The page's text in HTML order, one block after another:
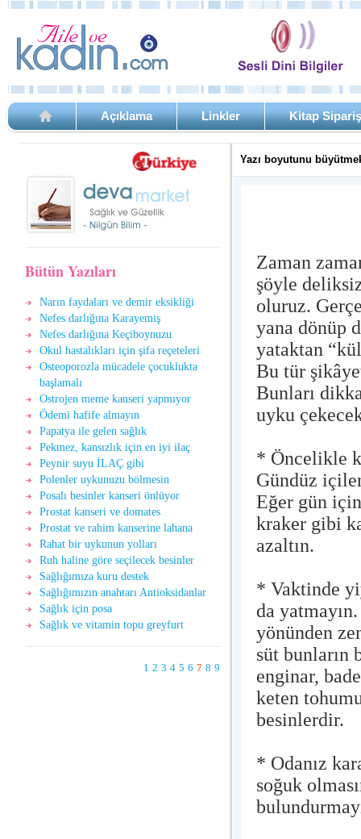
Açıklama Linkler Kitap
Bütün Yazıları
Narın faydaları ve demir eksikliği
Nefes darlığına Karayemiş
Nefes darlığına Keçiboynuzu
Okul hastalıkları için şifa reçeteleri
Osteoporozla mücadele çocuklukta
başlamalı
Ostrojen meme kanseri yapmıyor
Ödemi hafife almayın
Papatya ile gelen sağlık
Pekmez, kansızlık için en iyi ilaç
Peynir suyu İLAÇ gibi
Polenler uykunuzu bölmesin
Posalı besinler kanseri önlüyor
Prostat kanseri ve domates
Prostat ve rahim kanserine lahana
Rahat bir uykunun yolları
Ruh haline göre seçilecek besinler
Sağlığımıza kuru destek
Sağlığımızın anahtarı Antioksidanlar
Sağlık için posa
Sağlık ve vitamin topu greyfurt
1 2 3 4 5 6 7 8 9
Yazı boyutunu
Zaman
şöyle
oluruz.
yana dönüp
yataktan
Bu tür
Bunları
uyku
* Öncelikle
Gündüz
Eğer gün
kraker gibi
azaltın.
* Vaktinde
da
yönünden
süt bunların
enginar,
keten
besinlerdir.
* Odanız
soğuk